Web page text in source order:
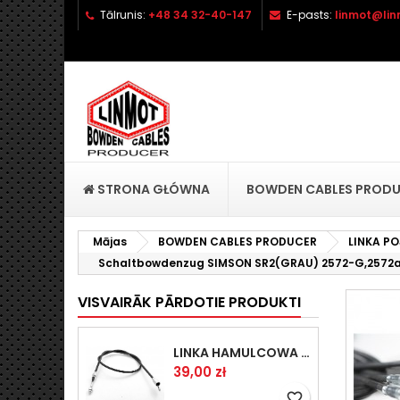
Tālrunis: +48 34 32-40-147 E-pasts:
STRONA GŁÓWNA BOWDEN CABLES
Mājas BOWDEN CABLES PRODUCER LINKA
Schaltbowdenzug SIMSON SR2(GRAU) 2572-
VISVAIRĀK PĀRDOTIE PRODUKTI
LINKA HAMULCOWA PRZYCZEPY KNOTT 1440/1230 33921-1.14
Cena
39,00 zł